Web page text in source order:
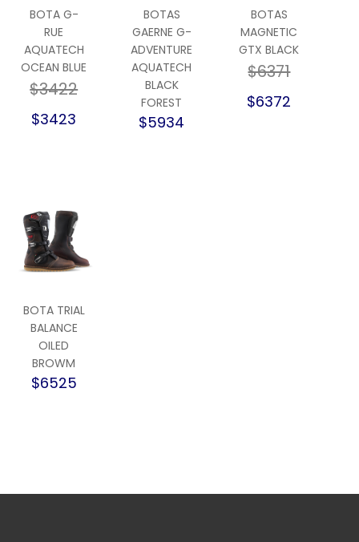
BOTA G-
RUE
AQUATECH
OCEAN BLUE
$3422
$3423
BOTAS
GAERNE G-
ADVENTURE
AQUATECH
BLACK
FOREST
$5934
BOTAS
MAGNETIC
GTX BLACK
$6371
$6372
BOTA TRIAL
BALANCE
OILED
BROWM
$6525